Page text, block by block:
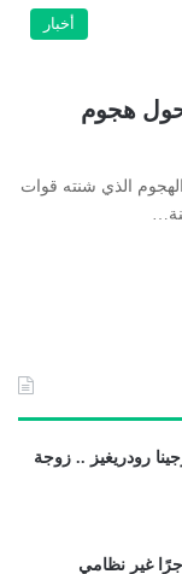
أخبار
حول هجوم
الذي شنته قوات
رودريغيز .. زوجة